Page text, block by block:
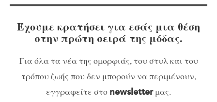
Έχουμε κρατήσει για εσάς μια θέση
στην πρώτη σειρά της μόδας.
Για όλα τα νέα της ομορφιάς, του στυλ και του
τρόπου ζωής που δεν μπορούν να περιμένουν,
εγγραφείτε στο newsletterμας.